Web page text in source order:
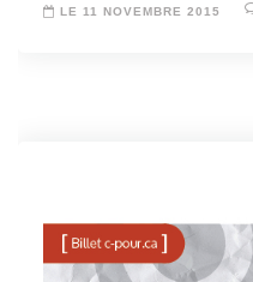
LE 11 NOVEMBRE 2015